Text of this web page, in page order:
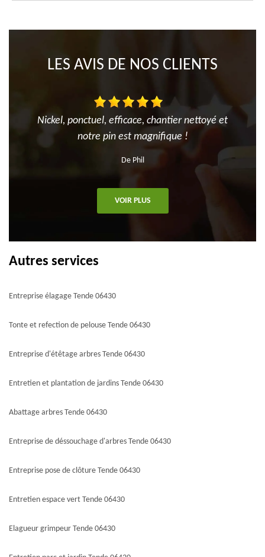
LES AVIS DE NOS CLIENTS
Nickel, ponctuel, efficace, chantier nettoyé et
notre pin est magnifique !
De Phil
VOIR PLUS
Autres services
Entreprise élagage Tende 06430
Tonte et refection de pelouse Tende 06430
Entreprise d'étêtage arbres Tende 06430
Entretien et plantation de jardins Tende 06430
Abattage arbres Tende 06430
Entreprise de déssouchage d'arbres Tende 06430
Entreprise pose de clôture Tende 06430
Entretien espace vert Tende 06430
Elagueur grimpeur Tende 06430